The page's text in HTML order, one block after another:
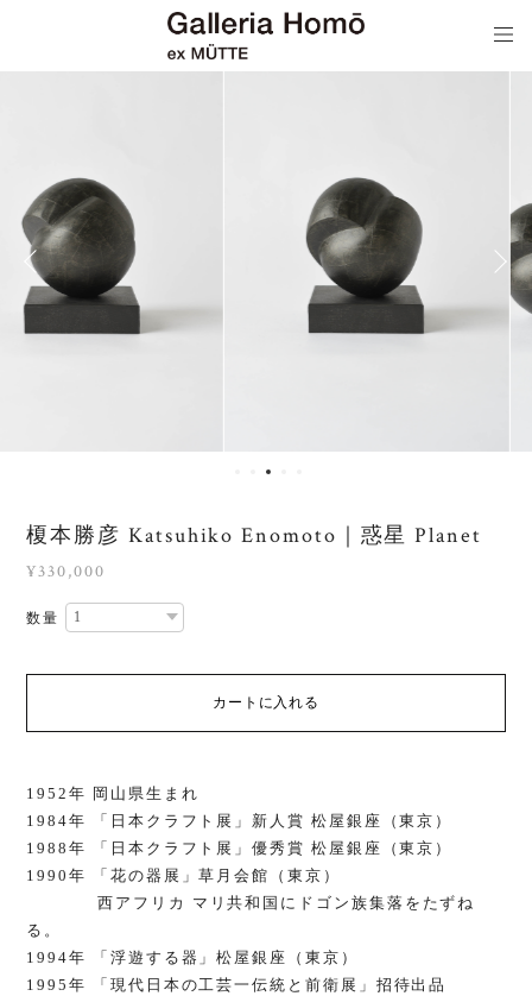
榎本勝彦 Katsuhiko Enomoto｜惑星 Planet
¥330,000
数量
カートに入れる
1952年 岡山県生まれ
1984年 「日本クラフト展」新人賞 松屋銀座（東京）
1988年 「日本クラフト展」優秀賞 松屋銀座（東京）
1990年 「花の器展」草月会館（東京）
西アフリカ マリ共和国にドゴン族集落をたずね
る。
1994年 「浮遊する器」松屋銀座（東京）
1995年 「現代日本の工芸一伝統と前衛展」招待出品